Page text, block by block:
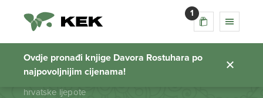
1
Ovdje pronađi knjige Davora Rostuhara po
najpovoljnijim cijenama!
hrvatske ljepote
Početna stranica
hrvatske ljepote